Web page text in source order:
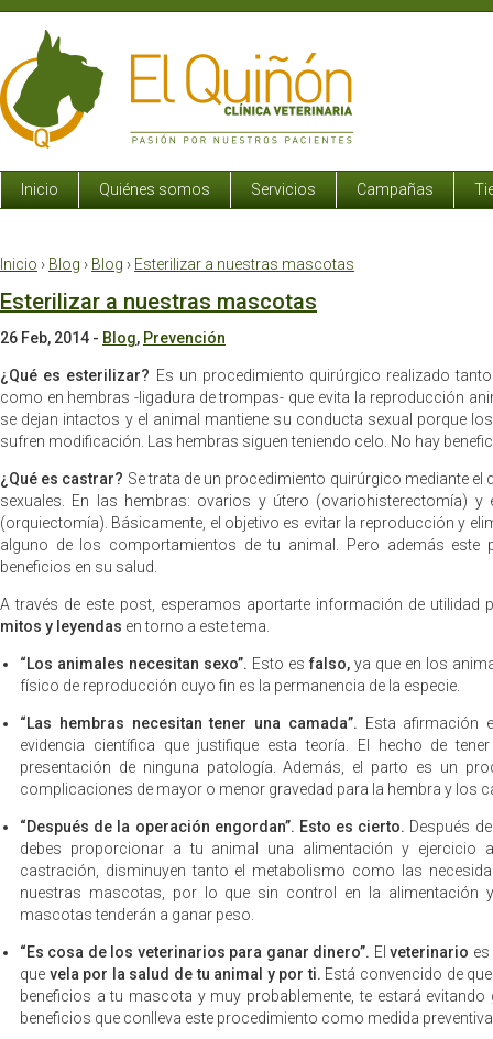
Inicio Quiénes somos Servicios Campañas
Inicio › Blog › Blog › Esterilizar a nuestras mascotas
Esterilizar a nuestras mascotas
26 Feb, 2014 - Blog, Prevención
¿Qué es esterilizar? Es un procedimiento quirúrgico realizado
como en hembras -ligadura de trompas- que evita la reproducción
se dejan intactos y el animal mantiene su conducta sexual porque
sufren modificación. Las hembras siguen teniendo celo. No hay
¿Qué es castrar? Se trata de un procedimiento quirúrgico mediante el
sexuales. En las hembras: ovarios y útero (ovariohisterectomía)
(orquiectomía). Básicamente, el objetivo es evitar la reproducción y
alguno de los comportamientos de tu animal. Pero además este
beneficios en su salud.
A través de este post, esperamos aportarte información de utilidad
mitos y leyendas en torno a este tema.
“Los animales necesitan sexo”. Esto esfalso, ya que en los
físico de reproducción cuyo fin es la permanencia de la especie.
“Las hembras necesitan tener una camada”. Esta afirmación
evidencia científica que justifique esta teoría. El hecho de
presentación de ninguna patología. Además, el parto es un
complicaciones de mayor o menor gravedad para la hembra y los
“Después de la operación engordan”. Esto es cierto. Después
debes proporcionar a tu animal una alimentación y ejercicio
castración, disminuyen tanto el metabolismo como las
nuestras mascotas, por lo que sin control en la alimentación
mascotas tenderán a ganar peso.
“Es cosa de los veterinarios para ganar dinero”. Elveterinario
que vela por la salud de tu animal y por ti. Está convencido de
beneficios a tu mascota y muy probablemente, te estará
beneficios que conlleva este procedimiento como medida